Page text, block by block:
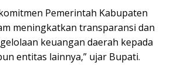
Pemerintah Kabupaten
meningkatkan transparansi dan
keuangan daerah kepada
entitas lainnya,” ujar Bupati.